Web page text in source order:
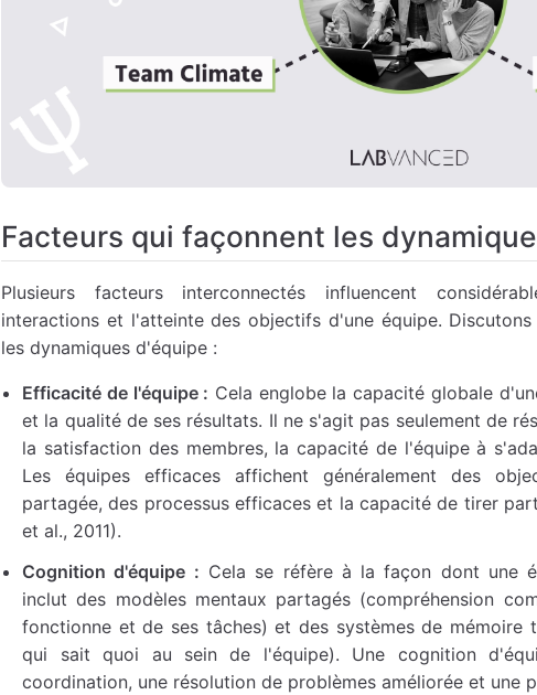
Facteurs qui façonnent les
Plusieurs facteurs interconnectés influencent
interactions et l'atteinte des objectifs d'une équipe.
les dynamiques d'équipe :
Efficacité de l'équipe : Cela englobe la capacité globale
et la qualité de ses résultats. Il ne s'agit pas seulement de
la satisfaction des membres, la capacité de l'équipe à
Les équipes efficaces affichent généralement des
partagée, des processus efficaces et la capacité de tirer
et al., 2011).
Cognition d'équipe : Cela se réfère à la façon dont une
inclut des modèles mentaux partagés (compréhension
fonctionne et de ses tâches) et des systèmes de mémoire
qui sait quoi au sein de l'équipe). Une cognition
coordination, une résolution de problèmes améliorée et une